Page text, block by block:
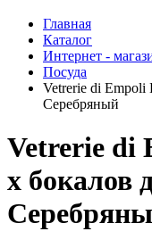
Главная
Каталог
Интернет -
Посуда
Vetrerie di Empoli
Серебряный
Vetrerie di
х бокалов